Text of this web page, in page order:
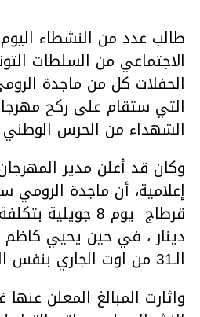
طالب عدد من النشطاء
الاجتماعي من السلطات
الحفلات كل من ماجدة
التي ستقام على ركح
الشهداء من الحرس
وكان قد أعلن مدير
إعلامية، أن ماجدة
دينار ، في حين يحيي
الـ31 من اوت الجاري بنفس االتكلفة .
واثارت المبالغ المعلن